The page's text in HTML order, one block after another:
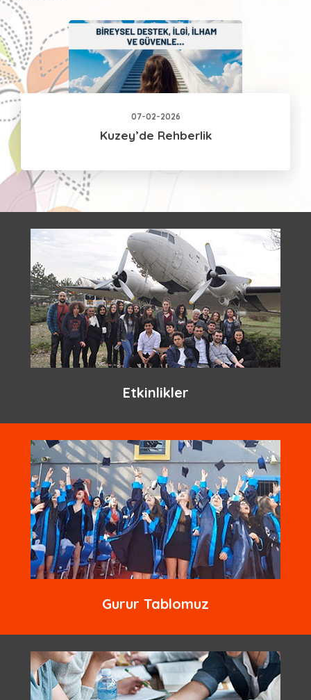
07-02-2026
Kuzey’de Rehberlik
Etkinlikler
Gurur Tablomuz